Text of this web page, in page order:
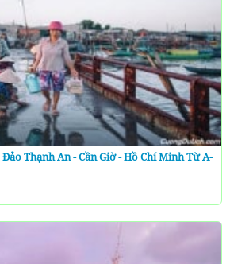
Thạnh An - Cần Giờ - Hồ Chí Minh Từ A-